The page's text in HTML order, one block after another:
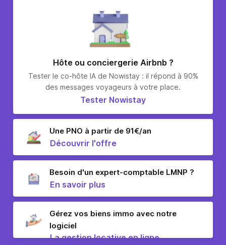
Hôte ou conciergerie Airbnb ?
Tester le co-hôte IA de Nowistay : il répond à 90%
des messages voyageurs à votre place.
Tester Nowistay
Une PNO à partir de 91€/an
Découvrir l'offre
Besoin d'un expert-comptable LMNP ?
En savoir plus
Gérez vos biens immo avec notre
logiciel
La gestion locative en ligne